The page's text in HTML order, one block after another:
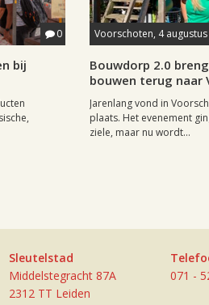
0
bij
Voorschoten, 4
Bouwdorp 2.0
bouwen terug naar
Jarenlang vond in
plaats. Het evenement
ziele, maar nu wordt...
Sleutelstad
Middelstegracht 87A
2312 TT Leiden
071 -